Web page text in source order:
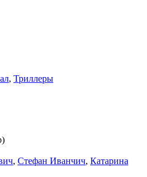
, Триллеры
, Стефан Иванчич, Катарина